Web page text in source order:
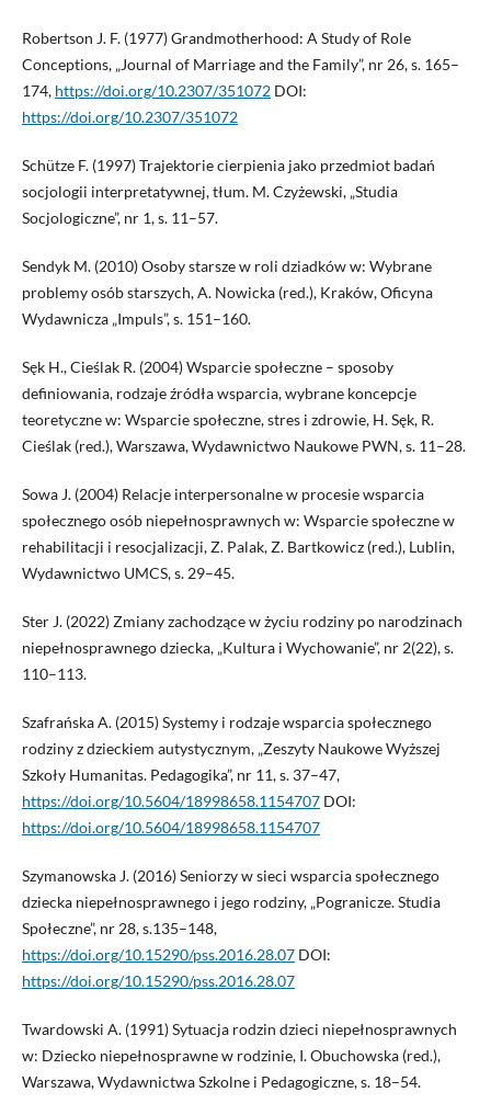
Robertson J. F. (1977) Grandmotherhood: A Study of Role
Conceptions, „Journal of Marriage and the Family”, nr 26, s. 165–
174, https://doi.org/10.2307/351072DOI:
https://doi.org/10.2307/351072
Schütze F. (1997) Trajektorie cierpienia jako przedmiot badań
socjologii interpretatywnej, tłum. M. Czyżewski, „Studia
Socjologiczne”, nr 1, s. 11–57.
Sendyk M. (2010) Osoby starsze w roli dziadków w: Wybrane
problemy osób starszych, A. Nowicka (red.), Kraków, Oficyna
Wydawnicza „Impuls”, s. 151–160.
Sęk H., Cieślak R. (2004) Wsparcie społeczne – sposoby
definiowania, rodzaje źródła wsparcia, wybrane koncepcje
teoretyczne w: Wsparcie społeczne, stres i zdrowie, H. Sęk, R.
Cieślak (red.), Warszawa, Wydawnictwo Naukowe PWN, s. 11–28.
Sowa J. (2004) Relacje interpersonalne w procesie wsparcia
społecznego osób niepełnosprawnych w: Wsparcie społeczne w
rehabilitacji i resocjalizacji, Z. Palak, Z. Bartkowicz (red.), Lublin,
Wydawnictwo UMCS, s. 29–45.
Ster J. (2022) Zmiany zachodzące w życiu rodziny po narodzinach
niepełnosprawnego dziecka, „Kultura i Wychowanie”, nr 2(22), s.
110–113.
Szafrańska A. (2015) Systemy i rodzaje wsparcia społecznego
rodziny z dzieckiem autystycznym, „Zeszyty Naukowe Wyższej
Szkoły Humanitas. Pedagogika”, nr 11, s. 37–47,
https://doi.org/10.5604/18998658.1154707DOI:
https://doi.org/10.5604/18998658.1154707
Szymanowska J. (2016) Seniorzy w sieci wsparcia społecznego
dziecka niepełnosprawnego i jego rodziny, „Pogranicze. Studia
Społeczne”, nr 28, s.135–148,
https://doi.org/10.15290/pss.2016.28.07DOI:
https://doi.org/10.15290/pss.2016.28.07
Twardowski A. (1991) Sytuacja rodzin dzieci niepełnosprawnych
w: Dziecko niepełnosprawne w rodzinie, I. Obuchowska (red.),
Warszawa, Wydawnictwa Szkolne i Pedagogiczne, s. 18–54.